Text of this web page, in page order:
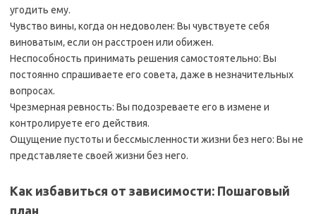
угодить ему.
Чувство вины‚ когда он недоволен: Вы чувствуете себя
виноватым‚ если он расстроен или обижен.
Неспособность принимать решения самостоятельно: Вы
постоянно спрашиваете его совета‚ даже в незначительных
вопросах.
Чрезмерная ревность: Вы подозреваете его в измене и
контролируете его действия.
Ощущение пустоты и бессмысленности жизни без него: Вы не
представляете своей жизни без него.
Как избавиться от зависимости: Пошаговый
план